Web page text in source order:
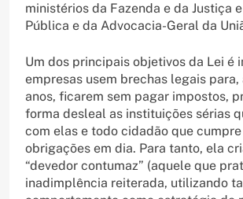
ministérios da Fazenda e da Justiça
Pública e da Advocacia-Geral da
Um dos principais objetivos da Lei é
empresas usem brechas legais para,
anos, ficarem sem pagar impostos,
forma desleal as instituições sérias
com elas e todo cidadão que
obrigações em dia. Para tanto, ela
“devedor contumaz” (aquele que
inadimplência reiterada, utilizando